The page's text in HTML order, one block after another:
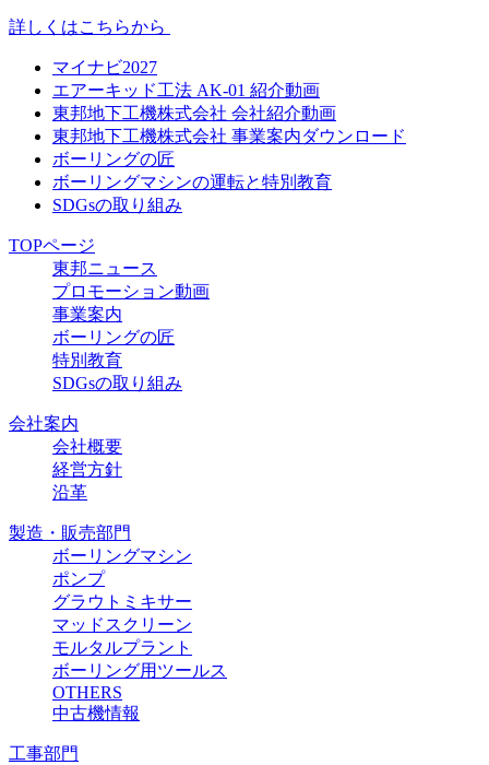
詳しくはこちらから
マイナビ2027
エアーキッド工法 AK-01 紹介動画
東邦地下工機株式会社 会社紹介動画
東邦地下工機株式会社 事業案内ダウンロード
ボーリングの匠
ボーリングマシンの運転と特別教育
SDGsの取り組み
TOPページ
東邦ニュース
プロモーション動画
事業案内
ボーリングの匠
特別教育
SDGsの取り組み
会社案内
会社概要
経営方針
沿革
製造・販売部門
ボーリングマシン
ポンプ
グラウトミキサー
マッドスクリーン
モルタルプラント
ボーリング用ツールス
OTHERS
中古機情報
工事部門